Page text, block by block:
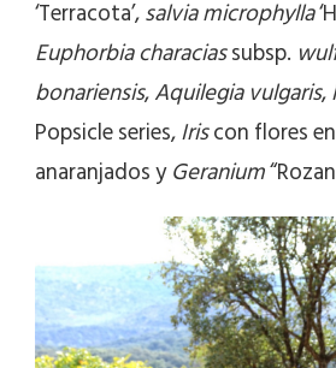
‘Terracota’,salvia microphylla
Euphorbia characiassubsp.
bonariensis,Aquilegia vulgaris,
Popsicle series,Iriscon flores
anaranjados yGeranium